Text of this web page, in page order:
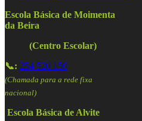
Escola Básica de Moimenta
da Beira
(Centro Escolar)
📞: 254 520 150
(Chamada para a rede fixa
nacional)
Escola Básica de Alvite